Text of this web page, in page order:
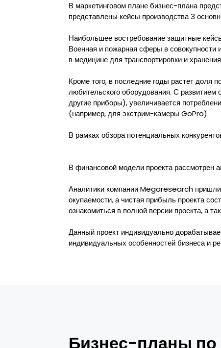
В маркетинговом плане бизнес-плана
представлены кейсы производства 3
Наибольшее востребование защитные
Военная и пожарная сферы в совокупности
в медицине для транспортировки и
Кроме того, в последние годы растет доля
любительского оборудования. С
другие приборы), увеличивается
(например, для экстрим-камеры GoPro).
В рамках обзора потенциальных
В финансовой модели проекта рассмотрен
Аналитики компании Megaresearch пришли
окупаемости, а чистая прибыль проекта
ознакомиться в полной версии проекта, а
Данный проект индивидуально
индивидуальных особенностей бизнеса и